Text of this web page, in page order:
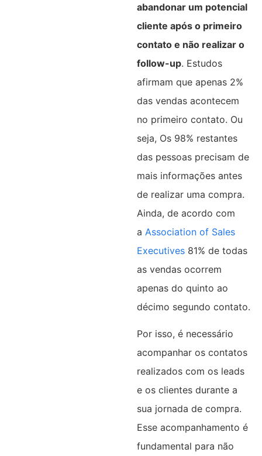
abandonar um potencial
cliente após o primeiro
contato e não realizar o
follow-up. Estudos
afirmam que apenas 2%
das vendas acontecem
no primeiro contato. Ou
seja, Os 98% restantes
das pessoas precisam de
mais informações antes
de realizar uma compra.
Ainda, de acordo com
a Association of Sales
Executives81% de todas
as vendas ocorrem
apenas do quinto ao
décimo segundo contato.
Por isso, é necessário
acompanhar os contatos
realizados com os leads
e os clientes durante a
sua jornada de compra.
Esse acompanhamento é
fundamental para não